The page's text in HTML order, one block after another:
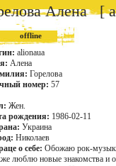
Алена [
offline
alionaua
Алена
Горелова
номер: 57
Жен.
рождения: 1986-02-11
Украина
Николаев
о себе: Обожаю рок-
люблю новые знакомства и